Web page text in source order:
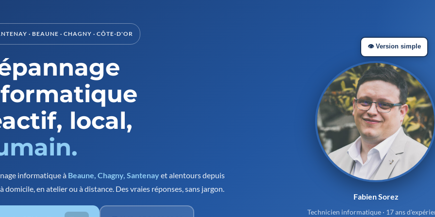
👁️ Version simple
· BEAUNE · CHAGNY · CÔTE-D'OR
local,
informatique à Beaune, Chagny, Santenayet alentours depuis
à domicile, en atelier ou à distance. Des vraies réponses, sans jargon.
Fabien Sorez
Technicien informatique · 17 ans